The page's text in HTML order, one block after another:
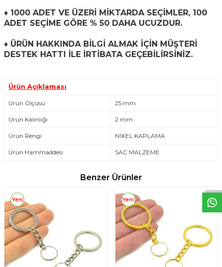
♦ 1000 ADET VE ÜZERİ MİKTARDA SEÇİMLER, 100
ADET SEÇİME GÖRE % 50 DAHA UCUZDUR.
♦ ÜRÜN HAKKINDA BİLGİ ALMAK İÇİN MÜŞTERİ
DESTEK HATTI İLE İRTİBATA GEÇEBİLİRSİNİZ.
Ürün Açıklaması
Ürün Ölçüsü 25 mm
Ürün Kalınlığı 2 mm
Ürün Rengi NİKEL KAPLAMA
Ürün Hammaddesi SAC MALZEME
Benzer Ürünler
Yeni Yeni